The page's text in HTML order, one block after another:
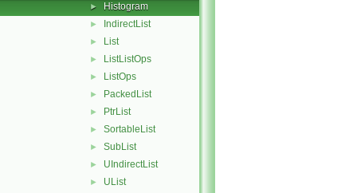
► Histogram
► IndirectList
► List
► ListListOps
► ListOps
► PackedList
► PtrList
► SortableList
► SubList
► UIndirectList
► UList